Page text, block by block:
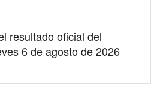
resultado oficial del
6 de agosto de 2026